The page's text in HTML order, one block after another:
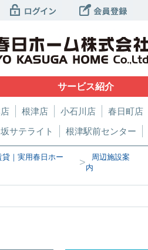
サービス紹介
根津店 小石川店 春日町店
サテライト
根津駅前センター
｜実用春日ホー
>
周辺施設案
内